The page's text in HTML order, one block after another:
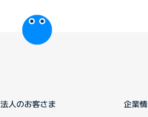
びっぷるのページ
法人のお客さま 企業